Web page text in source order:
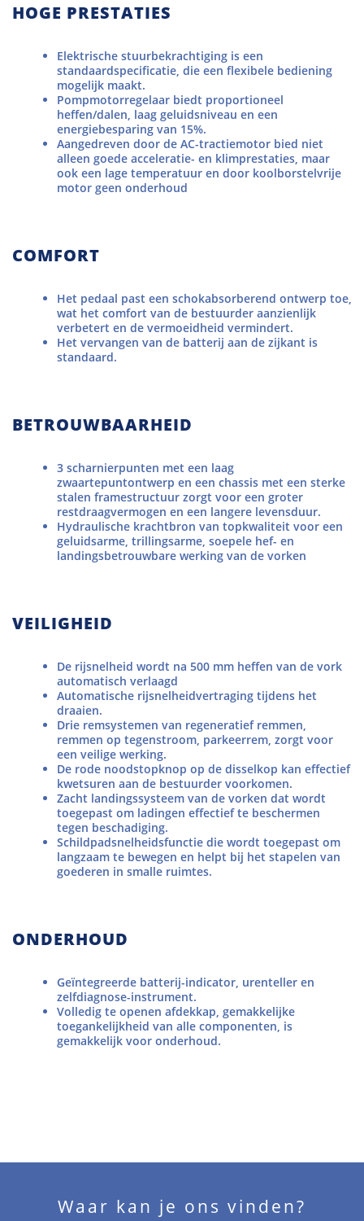
HOGE PRESTATIES
Elektrische stuurbekrachtiging is een
standaardspecificatie, die een flexibele bediening
mogelijk maakt.
Pompmotorregelaar biedt proportioneel
heffen/dalen, laag geluidsniveau en een
energiebesparing van 15%.
Aangedreven door de AC-tractiemotor bied niet
alleen goede acceleratie- en klimprestaties, maar
ook een lage temperatuur en door koolborstelvrije
motor geen onderhoud
COMFORT
Het pedaal past een schokabsorberend ontwerp toe,
wat het comfort van de bestuurder aanzienlijk
verbetert en de vermoeidheid vermindert.
Het vervangen van de batterij aan de zijkant is
standaard.
BETROUWBAARHEID
3 scharnierpunten met een laag
zwaartepuntontwerp en een chassis met een sterke
stalen framestructuur zorgt voor een groter
restdraagvermogen en een langere levensduur.
Hydraulische krachtbron van topkwaliteit voor een
geluidsarme, trillingsarme, soepele hef- en
landingsbetrouwbare werking van de vorken
VEILIGHEID
De rijsnelheid wordt na 500 mm heffen van de vork
automatisch verlaagd
Automatische rijsnelheidvertraging tijdens het
draaien.
Drie remsystemen van regeneratief remmen,
remmen op tegenstroom, parkeerrem, zorgt voor
een veilige werking.
De rode noodstopknop op de disselkop kan effectief
kwetsuren aan de bestuurder voorkomen.
Zacht landingssysteem van de vorken dat wordt
toegepast om ladingen effectief te beschermen
tegen beschadiging.
Schildpadsnelheidsfunctie die wordt toegepast om
langzaam te bewegen en helpt bij het stapelen van
goederen in smalle ruimtes.
ONDERHOUD
Geïntegreerde batterij-indicator, urenteller en
zelfdiagnose-instrument.
Volledig te openen afdekkap, gemakkelijke
toegankelijkheid van alle componenten, is
gemakkelijk voor onderhoud.
Waar kan je ons vinden?